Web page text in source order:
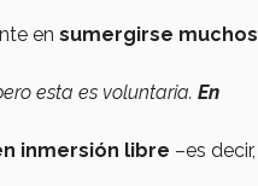
en sumergirse muchos
esta es voluntaria. En
inmersión libre –es decir,